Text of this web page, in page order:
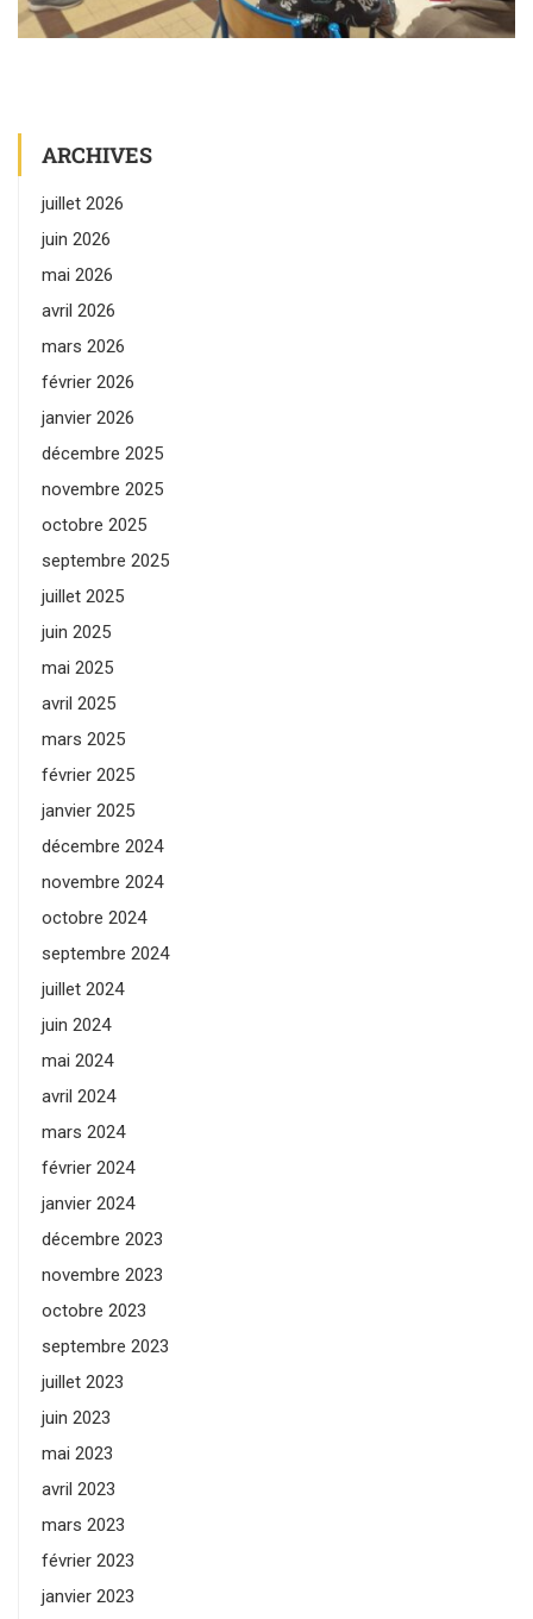
ARCHIVES
juillet 2026
juin 2026
mai 2026
avril 2026
mars 2026
février 2026
janvier 2026
décembre 2025
novembre 2025
octobre 2025
septembre 2025
juillet 2025
juin 2025
mai 2025
avril 2025
mars 2025
février 2025
janvier 2025
décembre 2024
novembre 2024
octobre 2024
septembre 2024
juillet 2024
juin 2024
mai 2024
avril 2024
mars 2024
février 2024
janvier 2024
décembre 2023
novembre 2023
octobre 2023
septembre 2023
juillet 2023
juin 2023
mai 2023
avril 2023
mars 2023
février 2023
janvier 2023